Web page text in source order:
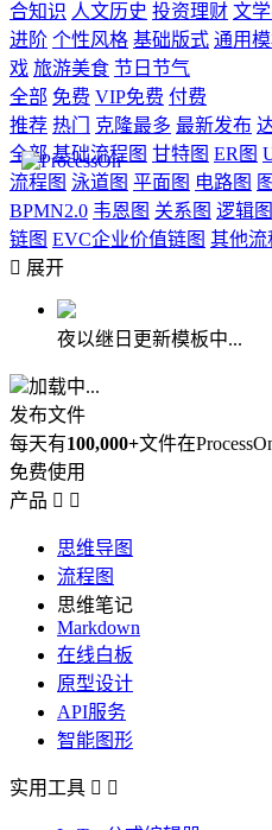
合知识 人文历史 投资理财 文
进阶 个性风格 基础版式 通用
戏 旅游美食 节日节气
全部 免费 VIP免费 付费
推荐 热门 克隆最多 最新发布
全部 基础流程图 甘特图 ER图
流程图 泳道图 平面图 电路图
BPMN2.0 韦恩图 关系图 逻辑图
链图 EVC企业价值链图 其他流
 展开
夜以继日更新模板中...
加载中...
发布文件
每天有100,000+文件在
免费使用
产品  
思维导图
流程图
思维笔记
Markdown
在线白板
原型设计
API服务
智能图形
实用工具  